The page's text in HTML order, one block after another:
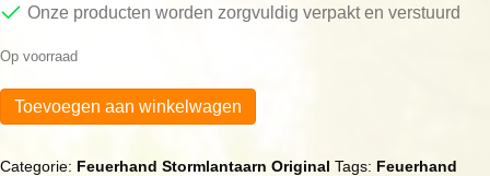
Onze producten worden zorgvuldig verpakt en verstuurd
Op voorraad
Feuerhand
Stormlantaarn
Zwart
Toevoegen aan winkelwagen
Categorie: Feuerhand Stormlantaarn Original Tags: Feuerhand